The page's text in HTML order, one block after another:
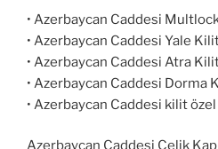
• Azerbaycan Caddesi
• Azerbaycan Caddesi Yale
• Azerbaycan Caddesi Atra
• Azerbaycan Caddesi Dorma
• Azerbaycan Caddesi kilit
Azerbaycan Caddesi Çelik